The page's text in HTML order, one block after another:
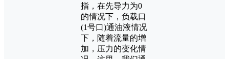
指，在先导力为0
的情况下，负载口
(1号口)通油液情况
下，随着流量的增
加，压力的变化情